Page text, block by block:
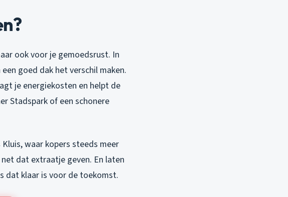
ook voor je gemoedsrust. In
goed dak het verschil maken.
je energiekosten en helpt de
Stadspark of een schonere
waar kopers steeds meer
dat extraatje geven. En laten
dat klaar is voor de toekomst.